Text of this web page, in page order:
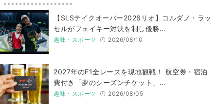
【SLSテイクオーバー2026リオ】コルダノ・ラッ
セルがフェイキー対決を制し優勝…
趣味・スポーツ 2026/08/10
2027年のF1全レースを現地観戦！ 航空券・宿泊
費付き「夢のシーズンチケット」…
趣味・スポーツ 2026/08/05